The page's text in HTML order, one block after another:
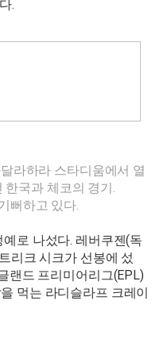
.
라하라 스타디움에서 열
한국과 체코의 경기.
뻐하고 있다.
로 나섰다. 레버쿠젠(독
리크 시크가 선봉에 섰
랜드 프리미어리그(EPL)
먹는 라디슬라프 크레이